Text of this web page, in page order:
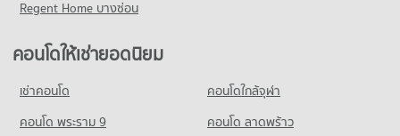
มีคอนโดขาย 16,746 ประกาศ
คอนโด ถนนเพชรบุรี (ตัดใหม่) กรุงเทพฯ
มีคอนโดให้เช่า 33,141 ประกาศ
Regent Home บางซ่อน
คอนโดให้เช่ายอดนิยม
เช่าคอนโด
คอนโดใกล้จุฬา
คอนโด พระราม 9
คอนโด ลาดพร้าว